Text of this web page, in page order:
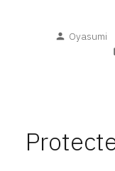
Posted
Oyasumi